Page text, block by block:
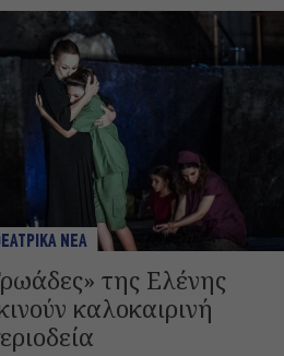
ΝΕΑ
της Ελένης
καλοκαιρινή